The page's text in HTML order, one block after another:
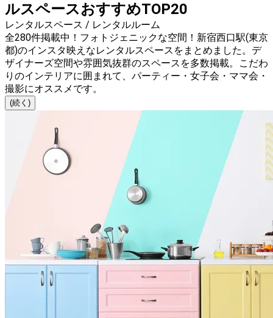
ルスペースおすすめTOP20
レンタルスペース / レンタルルーム
全280件掲載中！フォトジェニックな空間！新宿西口駅(東京
都)のインスタ映えなレンタルスペースをまとめました。デ
ザイナーズ空間や雰囲気抜群のスペースを多数掲載。こだわ
りのインテリアに囲まれて、パーティー・女子会・ママ会・
撮影にオススメです。
(続く)